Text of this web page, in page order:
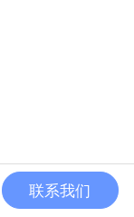
联系我们